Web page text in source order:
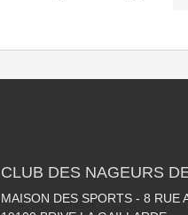
CLUB DES NAGEURS
MAISON DES SPORTS - 8 RUE